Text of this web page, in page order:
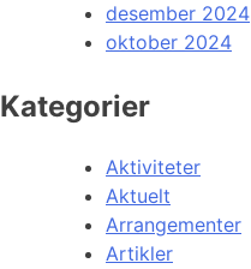
desember 2024
oktober 2024
Kategorier
Aktiviteter
Aktuelt
Arrangementer
Artikler